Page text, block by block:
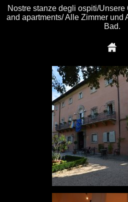
Nostre stanze degli ospiti/
and apartments/ Alle Zimmer und
Bad.